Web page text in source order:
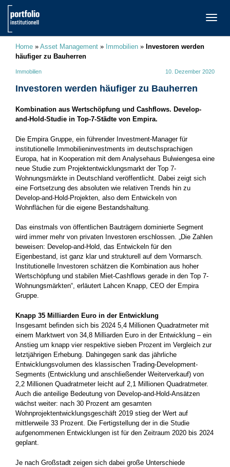
Home » Asset Management » Immobilien » Investoren werden
häufiger zu Bauherren
Immobilien 10. Dezember 2020
Investoren werden häufiger zu Bauherren
Kombination aus Wertschöpfung und Cashflows. Develop-
and-Hold-Studie in Top-7-Städte von Empira.
Die Empira Gruppe, ein führender Investment-Manager für
institutionelle Immobilieninvestments im deutschsprachigen
Europa, hat in Kooperation mit dem Analysehaus Bulwiengesa eine
neue Studie zum Projektentwicklungsmarkt der Top 7-
Wohnungsmärkte in Deutschland veröffentlicht. Dabei zeigt sich
eine Fortsetzung des absoluten wie relativen Trends hin zu
Develop-and-Hold-Projekten, also dem Entwickeln von
Wohnflächen für die eigene Bestandshaltung.
Das einstmals von öffentlichen Bauträgern dominierte Segment
wird immer mehr von privaten Investoren erschlossen. „Die Zahlen
beweisen: Develop-and-Hold, das Entwickeln für den
Eigenbestand, ist ganz klar und strukturell auf dem Vormarsch.
Institutionelle Investoren schätzen die Kombination aus hoher
Wertschöpfung und stabilen Miet-Cashflows gerade in den Top 7-
Wohnungsmärkten“, erläutert Lahcen Knapp, CEO der Empira
Gruppe.
Knapp 35 Milliarden Euro in der Entwicklung
Insgesamt befinden sich bis 2024 5,4 Millionen Quadratmeter mit
einem Marktwert von 34,8 Milliarden Euro in der Entwicklung – ein
Anstieg um knapp vier respektive sieben Prozent im Vergleich zur
letztjährigen Erhebung. Dahingegen sank das jährliche
Entwicklungsvolumen des klassischen Trading-Development-
Segments (Entwicklung und anschließender Weiterverkauf) von
2,2 Millionen Quadratmeter leicht auf 2,1 Millionen Quadratmeter.
Auch die anteilige Bedeutung von Develop-and-Hold-Ansätzen
wächst weiter: nach 30 Prozent am gesamten
Wohnprojektentwicklungsgeschäft 2019 stieg der Wert auf
mittlerweile 33 Prozent. Die Fertigstellung der in die Studie
aufgenommenen Entwicklungen ist für den Zeitraum 2020 bis 2024
geplant.
Je nach Großstadt zeigen sich dabei große Unterschiede